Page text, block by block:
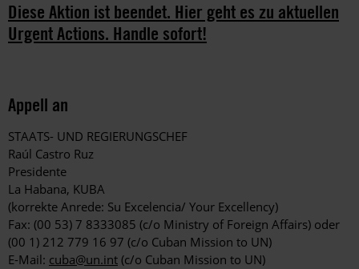
Diese Aktion ist beendet. Hier geht es zu aktuellen
Urgent Actions. Handle sofort!
Appell an
STAATS- UND REGIERUNGSCHEF
Raúl Castro Ruz
Presidente
La Habana, KUBA
(korrekte Anrede: Su Excelencia/ Your Excellency)
Fax: (00 53) 7 8333085 (c/o Ministry of Foreign Affairs) oder
(00 1) 212 779 16 97 (c/o Cuban Mission to UN)
E-Mail: cuba@un.int (c/o Cuban Mission to UN)